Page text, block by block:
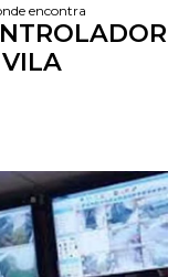
para condominio
encontrar controlador